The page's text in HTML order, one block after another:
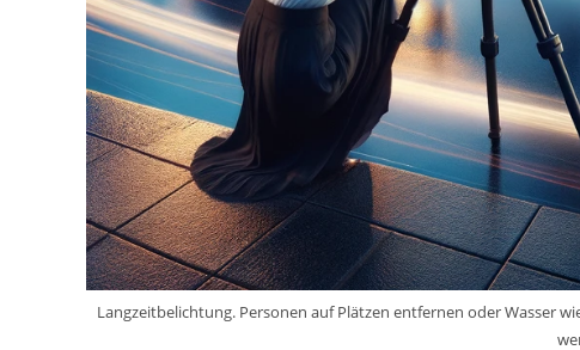
Langzeitbelichtung. Personen auf Plätzen entfernen oder Wasser